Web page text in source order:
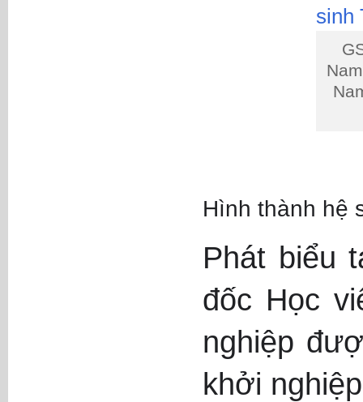
Hình thành hệ
Phát biểu
đốc Học
nghiệp
khởi